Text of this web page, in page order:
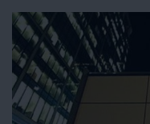
populações
tentarem submeter
indígenas que
governos de Morales.